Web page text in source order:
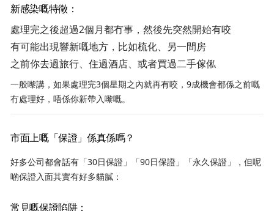
新感染嘅特徵：
處理完之後超過2個月都冇事，然後先突然開始有咬
有可能出現響新嘅地方，比如梳化、另一間房
之前你去過旅行、住過酒店、或者買過二手傢俬
一般嚟講，如果處理完3個星期之內就再有咬，9成機會都係之前嘅
冇處理好，唔係你新帶入嚟嘅。
市面上嘅「保證」係真係嗎？
好多公司都會話有「30日保證」「90日保證」「永久保證」，但呢
啲保證入面其實有好多貓膩：
常見嘅保證陷阱：